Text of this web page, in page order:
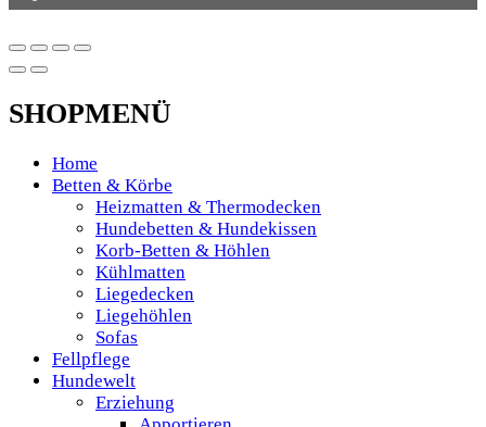
SHOPMENÜ
Home
Betten & Körbe
Heizmatten & Thermodecken
Hundebetten & Hundekissen
Korb-Betten & Höhlen
Kühlmatten
Liegedecken
Liegehöhlen
Sofas
Fellpflege
Hundewelt
Erziehung